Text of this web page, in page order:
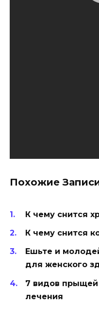
Похожие
К чему снится
К чему снится
Ешьте и
для женского
7 видов
лечения